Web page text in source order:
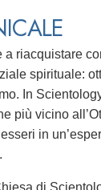
riacquistare
spirituale:
In
più vicino
in
di